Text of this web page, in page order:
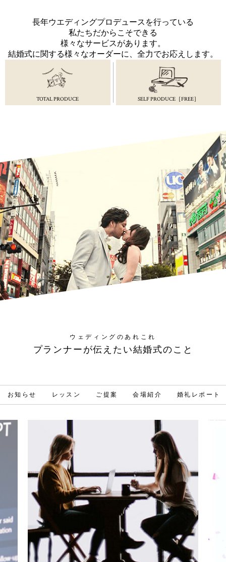
長年ウエディングプロデュースを行っている
私たちだからこそできる
様々なサービスがあります。
結婚式に関する様々なオーダーに、全力でお応えします。
TOTAL PRODUCE SELF PRODUCE［FREE］
ウェディングのあれこれ
プランナーが伝えたい結婚式のこと
お知らせ レッスン ご提案 会場紹介 婚礼レポート